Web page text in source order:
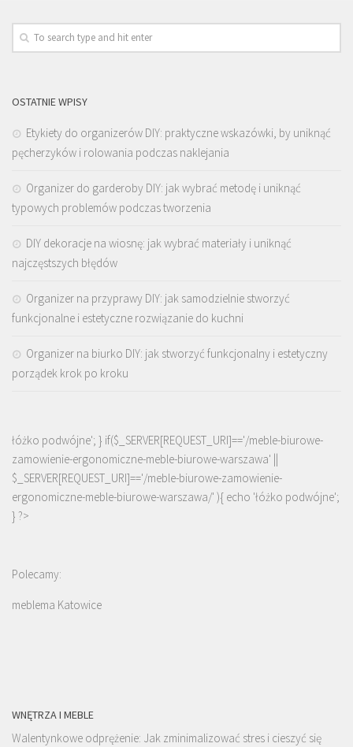
OSTATNIE WPISY
Etykiety do organizerów DIY: praktyczne wskazówki, by uniknąć
pęcherzyków i rolowania podczas naklejania
Organizer do garderoby DIY: jak wybrać metodę i uniknąć
typowych problemów podczas tworzenia
DIY dekoracje na wiosnę: jak wybrać materiały i uniknąć
najczęstszych błędów
Organizer na przyprawy DIY: jak samodzielnie stworzyć
funkcjonalne i estetyczne rozwiązanie do kuchni
Organizer na biurko DIY: jak stworzyć funkcjonalny i estetyczny
porządek krok po kroku
łóżko podwójne'; } if($_SERVER[REQUEST_URI]=='/meble-biurowe-
zamowienie-ergonomiczne-meble-biurowe-warszawa' ||
$_SERVER[REQUEST_URI]=='/meble-biurowe-zamowienie-
ergonomiczne-meble-biurowe-warszawa/' ){ echo 'łóżko podwójne';
} ?>
Polecamy:
meblema Katowice
WNĘTRZA I MEBLE
Walentynkowe odprężenie: Jak zminimalizować stres i cieszyć się